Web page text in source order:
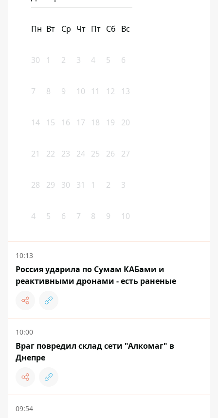
Пн Вт Ср Чт Пт Сб Вс
30 1 2 3 4 5 6
7 8 9 10 11 12 13
14 15 16 17 18 19 20
21 22 23 24 25 26 27
28 29 30 31 1 2 3
4 5 6 7 8 9 10
10:13
Россия ударила по Сумам КАБами и
реактивными дронами - есть раненые
10:00
Враг повредил склад сети "Алкомаг" в
Днепре
09:54